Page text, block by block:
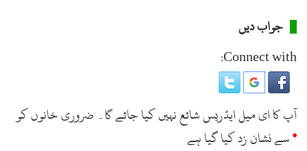
جواب دیں
Connect with:
آپ کا ای میل ایڈریس شائع نہیں کیا جائے گا۔ ضروری خانوں کو
*سے نشان زد کیا گیا ہے